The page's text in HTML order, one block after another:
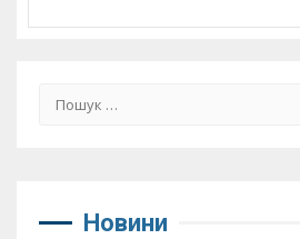
Пошук:
Новини